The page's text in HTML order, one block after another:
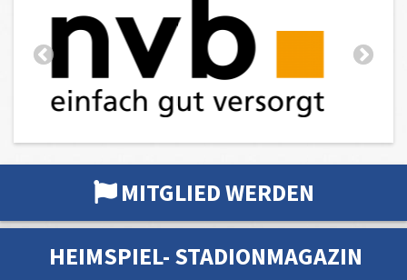
MITGLIED WERDEN